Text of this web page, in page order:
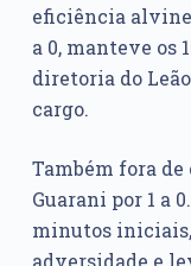
eficiência
a 0, manteve os
diretoria do
cargo.
Também fora de
Guarani por 1 a
minutos
adversidade e